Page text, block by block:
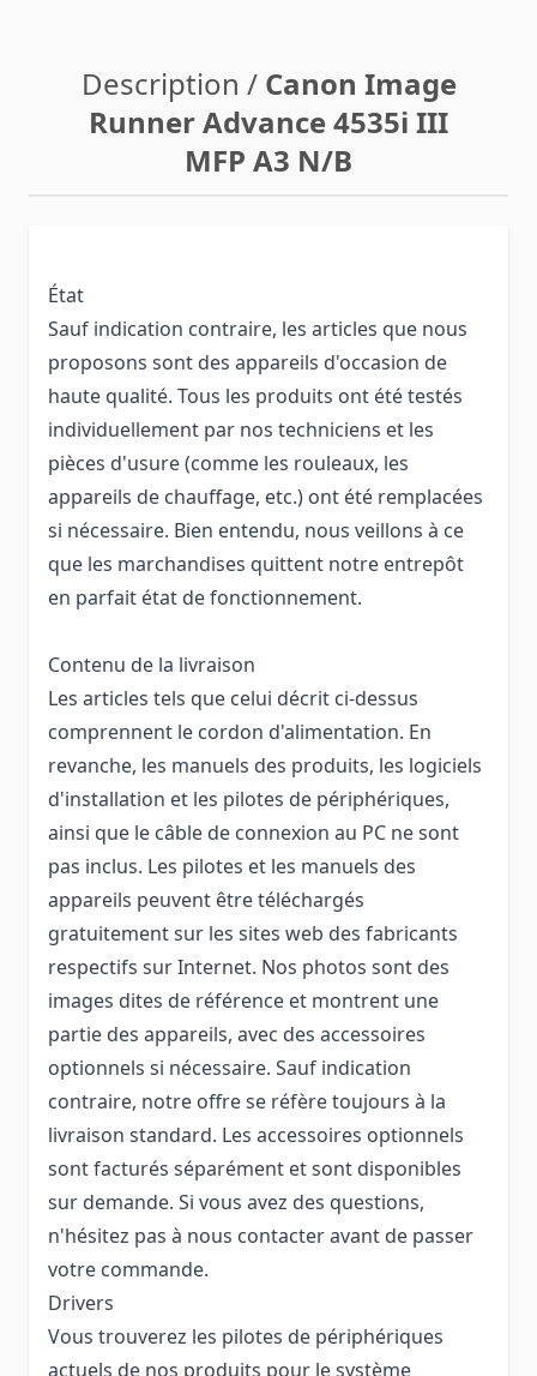
Description / Canon Image
Runner Advance 4535i III
MFP A3 N/B
État
Sauf indication contraire, les articles que nous
proposons sont des appareils d'occasion de
haute qualité. Tous les produits ont été testés
individuellement par nos techniciens et les
pièces d'usure (comme les rouleaux, les
appareils de chauffage, etc.) ont été remplacées
si nécessaire. Bien entendu, nous veillons à ce
que les marchandises quittent notre entrepôt
en parfait état de fonctionnement.
Contenu de la livraison
Les articles tels que celui décrit ci-dessus
comprennent le cordon d'alimentation. En
revanche, les manuels des produits, les logiciels
d'installation et les pilotes de périphériques,
ainsi que le câble de connexion au PC ne sont
pas inclus. Les pilotes et les manuels des
appareils peuvent être téléchargés
gratuitement sur les sites web des fabricants
respectifs sur Internet. Nos photos sont des
images dites de référence et montrent une
partie des appareils, avec des accessoires
optionnels si nécessaire. Sauf indication
contraire, notre offre se réfère toujours à la
livraison standard. Les accessoires optionnels
sont facturés séparément et sont disponibles
sur demande. Si vous avez des questions,
n'hésitez pas à nous contacter avant de passer
votre commande.
Drivers
Vous trouverez les pilotes de périphériques
actuels de nos produits pour le système